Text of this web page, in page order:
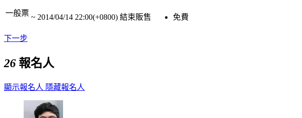
一般票 ~ 2014/04/14 22:00(+0800) 結束販售 免費
下一步
26 報名人
顯示報名人 隱藏報名人